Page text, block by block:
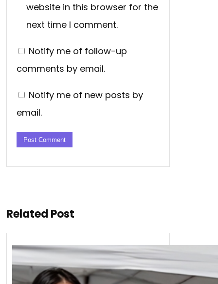
website in this browser for the
next time I comment.
Notify me of follow-up
comments by email.
Notify me of new posts by
email.
Related Post